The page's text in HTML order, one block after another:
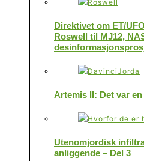
Direktivet om ET/
Roswell til MJ12,
Artemis II: Det var
Utenomjordisk
anliggende – Del 3